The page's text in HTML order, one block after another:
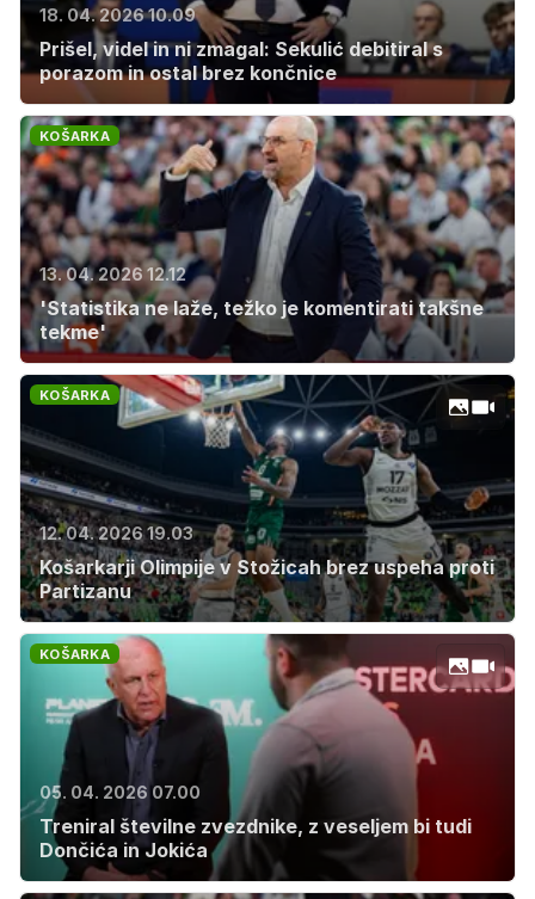
18. 04. 2026 10.09
Prišel, videl in ni zmagal: Sekulić debitiral s
porazom in ostal brez končnice
KOŠARKA
13. 04. 2026 12.12
'Statistika ne laže, težko je komentirati takšne
tekme'
KOŠARKA
12. 04. 2026 19.03
Košarkarji Olimpije v Stožicah brez uspeha proti
Partizanu
KOŠARKA
05. 04. 2026 07.00
Treniral številne zvezdnike, z veseljem bi tudi
Dončića in Jokića